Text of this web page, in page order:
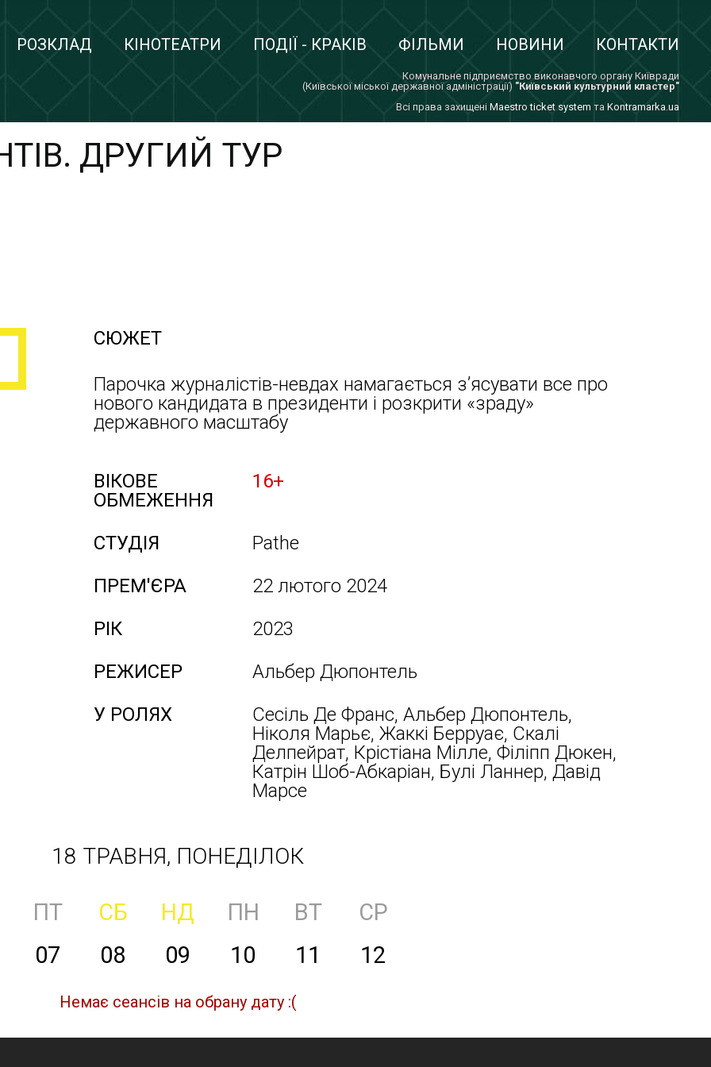
РОЗКЛАД КІНОТЕАТРИ ПОДІЇ - КРАКІВ ФІЛЬМИ НОВИНИ КОНТАКТИ
Комунальне підприємство виконавчого органу Київради
(Київської міської державної адміністрації) "Київський культурний кластер"
Всi права захищенi Maestro ticket system та Kontramarka.ua
ДРУГИЙ ТУР
СЮЖЕТ
Парочка журналістів-невдах намагається з’ясувати все про
нового кандидата в президенти і розкрити «зраду»
державного масштабу
ВІКОВЕ
ОБМЕЖЕННЯ
16+
СТУДІЯ
Pathe
ПРЕМ'ЄРА
22 лютого 2024
РІК
2023
РЕЖИСЕР
Альбер Дюпонтель
У РОЛЯХ
Сесіль Де Франс, Альбер Дюпонтель,
Ніколя Марьє, Жаккі Берруає, Скалі
Делпейрат, Крістіана Мілле, Філіпп Дюкен,
Катрін Шоб-Абкаріан, Булі Ланнер, Давід
Марсе
18 ТРАВНЯ, ПОНЕДІЛОК
ПТ СБ НД ПН ВТ
СР
07 08 09 10 11 12
Немає сеансів на обрану дату :(